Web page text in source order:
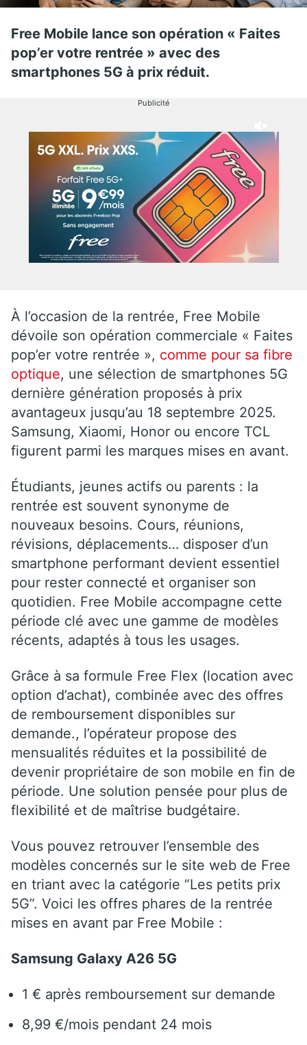
Free Mobile lance son opération « Faites
pop’er votre rentrée » avec des
smartphones 5G à prix réduit.
Publicité
À l’occasion de la rentrée, Free Mobile
dévoile son opération commerciale « Faites
pop’er votre rentrée », comme pour sa fibre
optique, une sélection de smartphones 5G
dernière génération proposés à prix
avantageux jusqu’au 18 septembre 2025.
Samsung, Xiaomi, Honor ou encore TCL
figurent parmi les marques mises en avant.
Étudiants, jeunes actifs ou parents : la
rentrée est souvent synonyme de
nouveaux besoins. Cours, réunions,
révisions, déplacements… disposer d’un
smartphone performant devient essentiel
pour rester connecté et organiser son
quotidien. Free Mobile accompagne cette
période clé avec une gamme de modèles
récents, adaptés à tous les usages.
Grâce à sa formule Free Flex (location avec
option d’achat), combinée avec des offres
de remboursement disponibles sur
demande., l’opérateur propose des
mensualités réduites et la possibilité de
devenir propriétaire de son mobile en fin de
période. Une solution pensée pour plus de
flexibilité et de maîtrise budgétaire.
Vous pouvez retrouver l’ensemble des
modèles concernés sur le site web de Free
en triant avec la catégorie “Les petits prix
5G”. Voici les offres phares de la rentrée
mises en avant par Free Mobile :
Samsung Galaxy A26 5G
1 € après remboursement sur demande
8,99 €/mois pendant 24 mois